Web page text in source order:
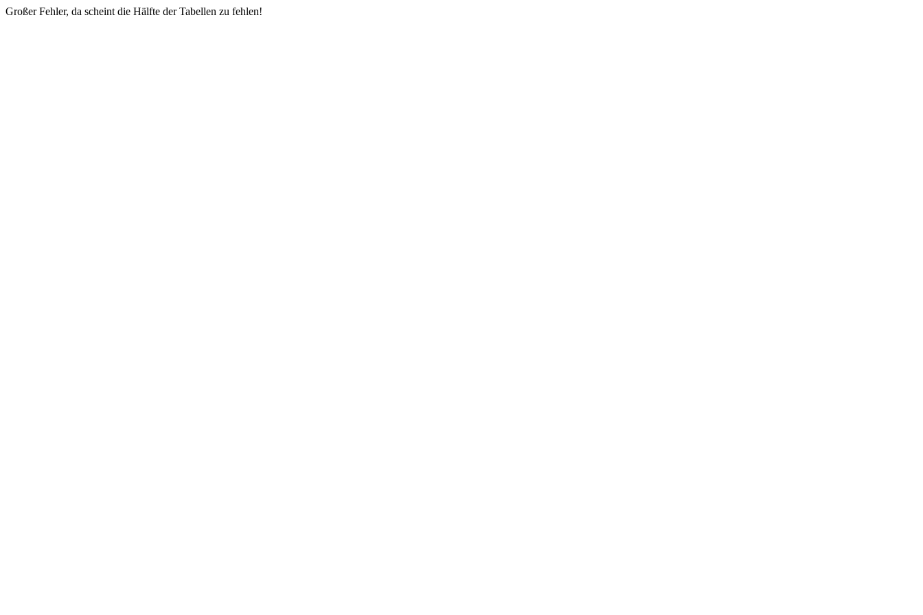
Großer Fehler, da scheint die Hälfte der Tabellen zu fehlen!